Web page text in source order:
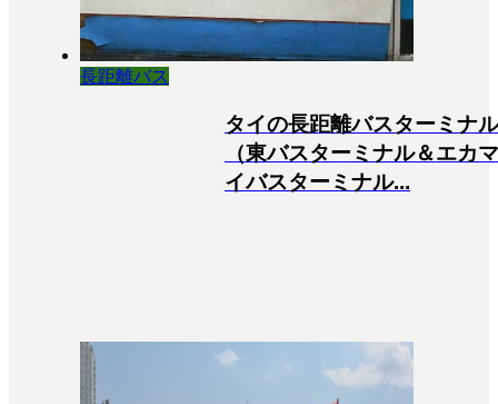
長距離バス
タイの長距離バスターミナル
（東バスターミナル＆エカマ
イバスターミナル...